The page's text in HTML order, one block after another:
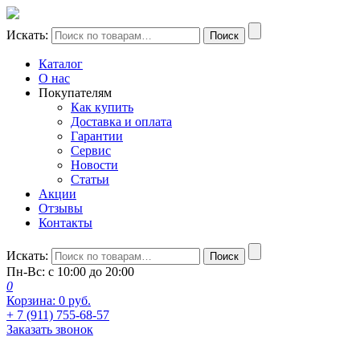
Искать: Поиск
Каталог
О нас
Покупателям
Как купить
Доставка и оплата
Гарантии
Сервис
Новости
Статьи
Акции
Отзывы
Контакты
Искать: Поиск
Пн-Вс: с 10:00 до 20:00
0
Корзина: 0 руб.
+ 7 (911) 755-68-57
Заказать звонок